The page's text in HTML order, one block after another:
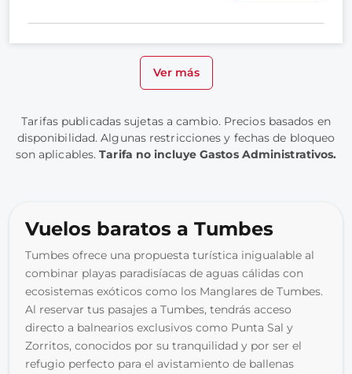
Ver más
Tarifas publicadas sujetas a cambio. Precios basados en
disponibilidad. Algunas restricciones y fechas de bloqueo
son aplicables.Tarifa no incluye Gastos Administrativos.
Vuelos baratos a Tumbes
Tumbes ofrece una propuesta turística inigualable al
combinar playas paradisíacas de aguas cálidas con
ecosistemas exóticos como los Manglares de Tumbes.
Al reservar tus pasajes a Tumbes, tendrás acceso
directo a balnearios exclusivos como Punta Sal y
Zorritos, conocidos por su tranquilidad y por ser el
refugio perfecto para el avistamiento de ballenas